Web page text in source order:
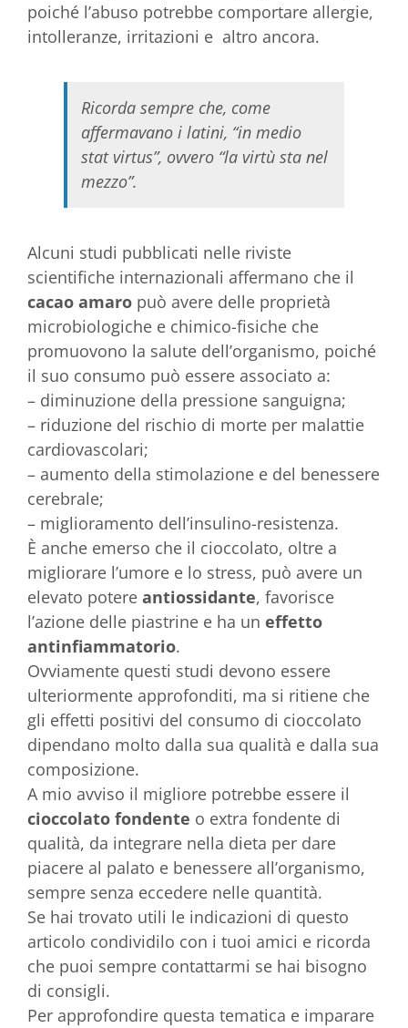
poiché l’abuso potrebbe comportare allergie,
intolleranze, irritazioni e altro ancora.
Ricorda sempre che, come
affermavano i latini, “in medio
stat virtus”, ovvero “la virtù sta nel
mezzo”.
Alcuni studi pubblicati nelle riviste
scientifiche internazionali affermano che il
cacao amaro può avere delle proprietà
microbiologiche e chimico-fisiche che
promuovono la salute dell’organismo, poiché
il suo consumo può essere associato a:
– diminuzione della pressione sanguigna;
– riduzione del rischio di morte per malattie
cardiovascolari;
– aumento della stimolazione e del benessere
cerebrale;
– miglioramento dell’insulino-resistenza.
È anche emerso che il cioccolato, oltre a
migliorare l’umore e lo stress, può avere un
elevato potere antiossidante, favorisce
l’azione delle piastrine e ha un effetto
antinfiammatorio.
Ovviamente questi studi devono essere
ulteriormente approfonditi, ma si ritiene che
gli effetti positivi del consumo di cioccolato
dipendano molto dalla sua qualità e dalla sua
composizione.
A mio avviso il migliore potrebbe essere il
cioccolato fondente o extra fondente di
qualità, da integrare nella dieta per dare
piacere al palato e benessere all’organismo,
sempre senza eccedere nelle quantità.
Se hai trovato utili le indicazioni di questo
articolo condividilo con i tuoi amici e ricorda
che puoi sempre contattarmi se hai bisogno
di consigli.
Per approfondire questa tematica e imparare